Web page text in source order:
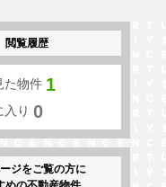
閲覧履歴
た物件 1
入り 0
ジをご覧の方に